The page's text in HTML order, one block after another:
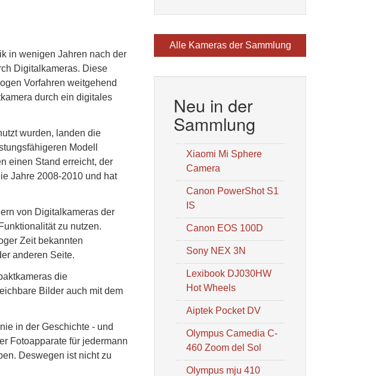
in wenigen Jahren nach der
Digitalkameras. Diese
Vorfahren weitgehend
durch ein digitales
wurden, landen die
Modell
einen Stand erreicht, der
Jahre 2008-2010 und hat
von Digitalkameras der
zu nutzen.
Zeit bekannten
anderen Seite.
die
Bilder auch mit dem
in der Geschichte - und
Fotoapparate für jedermann
Deswegen ist nicht zu
Alle Kameras der Sammlung
Neu in der
Sammlung
Xiaomi Mi Sphere
Camera
Canon PowerShot S1
IS
Canon EOS 100D
Sony NEX 3N
Lexibook DJ030HW
Hot Wheels
Aiptek Pocket DV
Olympus Camedia C-
460 Zoom del Sol
Olympus mju 410